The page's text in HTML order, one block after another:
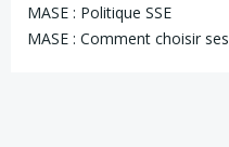
MASE : Politique SSE
MASE : Comment choisir